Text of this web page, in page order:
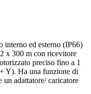
interno ed esterno (IP66)
x 300 m con ricevitore
preciso fino a 1
Y). Ha una funzione di
adattatore/ caricatore